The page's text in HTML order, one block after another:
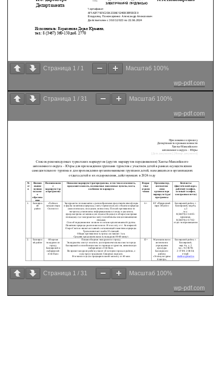
Страница 1 / 1 Масштаб 100%
wp-pdf.com
Страница 1 / 31 Масштаб 100%
wp-pdf.com
Страница 1 / 31 Масштаб 100%
wp-pdf.com